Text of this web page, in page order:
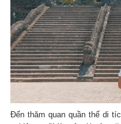
Đến thăm quan quần thể di